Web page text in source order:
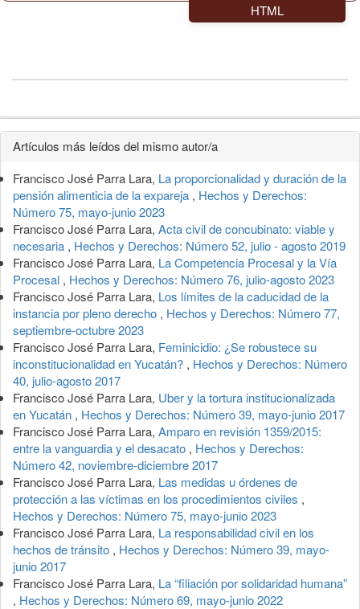
HTML
Detalles
del
artículo
Artículos más leídos del mismo autor/a
Francisco José Parra Lara, La proporcionalidad y duración de la
pensión alimenticia de la expareja , Hechos y Derechos:
Número 75, mayo-junio 2023
Francisco José Parra Lara, Acta civil de concubinato: viable y
necesaria , Hechos y Derechos: Número 52, julio - agosto 2019
Francisco José Parra Lara, La Competencia Procesal y la Vía
Procesal , Hechos y Derechos: Número 76, julio-agosto 2023
Francisco José Parra Lara, Los límites de la caducidad de la
instancia por pleno derecho , Hechos y Derechos: Número 77,
septiembre-octubre 2023
Francisco José Parra Lara, Feminicidio: ¿Se robustece su
inconstitucionalidad en Yucatán? , Hechos y Derechos: Número
40, julio-agosto 2017
Francisco José Parra Lara, Uber y la tortura institucionalizada
en Yucatán , Hechos y Derechos: Número 39, mayo-junio 2017
Francisco José Parra Lara, Amparo en revisión 1359/2015:
entre la vanguardia y el desacato , Hechos y Derechos:
Número 42, noviembre-diciembre 2017
Francisco José Parra Lara, Las medidas u órdenes de
protección a las víctimas en los procedimientos civiles ,
Hechos y Derechos: Número 75, mayo-junio 2023
Francisco José Parra Lara, La responsabilidad civil en los
hechos de tránsito , Hechos y Derechos: Número 39, mayo-
junio 2017
Francisco José Parra Lara, La “filiación por solidaridad humana”
, Hechos y Derechos: Número 69, mayo-junio 2022